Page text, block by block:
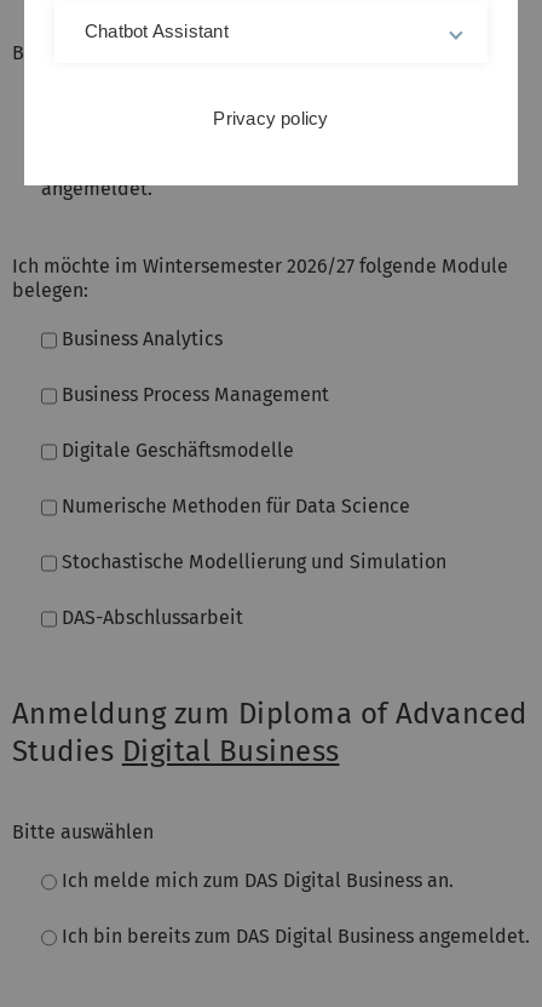
Bitte auswählen:
angemeldet.
Ich möchte im Wintersemester 2026/27 folgende Module
belegen:
Business Analytics
Business Process Management
Digitale Geschäftsmodelle
Numerische Methoden für Data Science
Stochastische Modellierung und Simulation
DAS-Abschlussarbeit
Anmeldung zum Diploma of Advanced
Studies Digital Business
Bitte auswählen
Ich melde mich zum DAS Digital Business an.
Ich bin bereits zum DAS Digital Business angemeldet.
Chatbot Assistant
Privacy policy